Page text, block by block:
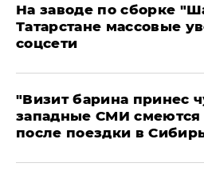
На заводе по сборке
Татарстане массовые
соцсети
"Визит барина принес
западные СМИ
после поездки в